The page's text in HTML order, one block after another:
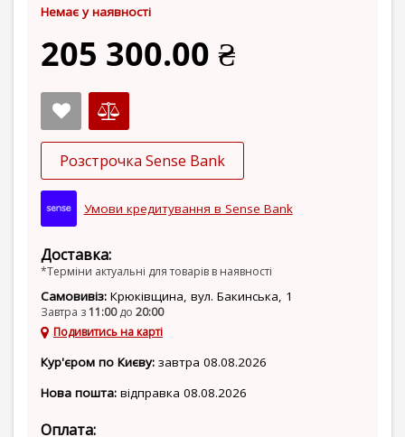
Немає у наявності
205 300.00 ₴
Розстрочка Sense Bank
Умови кредитування в Sense Bank
Доставка:
*Терміни актуальні для товарів в наявності
Самовивіз: Крюківщина, вул. Бакинська, 1
Завтра з11:00до 20:00
Подивитись на карті
Кур'єром по Києву: завтра 08.08.2026
Нова пошта: відправка 08.08.2026
Оплата: